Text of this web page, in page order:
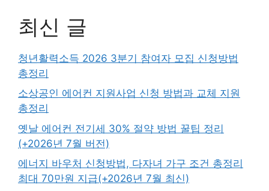
최신 글
청년활력소득 2026 3분기 참여자 모집 신청방법
총정리
소상공인 에어컨 지원사업 신청 방법과 교체 지원
총정리
옛날 에어컨 전기세 30% 절약 방법 꿀팁 정리
(+2026년 7월 버전)
에너지 바우처 신청방법, 다자녀 가구 조건 총정리
최대 70만원 지급(+2026년 7월 최신)